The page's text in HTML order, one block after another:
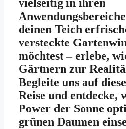
vielseitig in ihren
deinen Teich
versteckte
möchtest – erlebe,
Gärtnern zur
Begleite uns auf
Reise und entdecke,
Power der Sonne
grünen Daumen